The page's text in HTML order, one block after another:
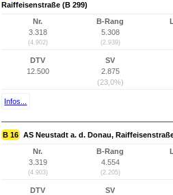
Raiffeisenstraße (B 299)
Nr.
3.318
(4.902)
B-Rang
5.308
(2.939)
DTV
12.500
SV
2.875
(23,0%)
Infos...
B 16 AS Neustadt a. d. Donau,
Nr.
3.319
(4.903)
B-Rang
4.554
(2.205)
DTV
SV